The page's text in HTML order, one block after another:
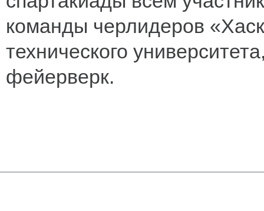
команды черлидеров
технического
фейерверк.